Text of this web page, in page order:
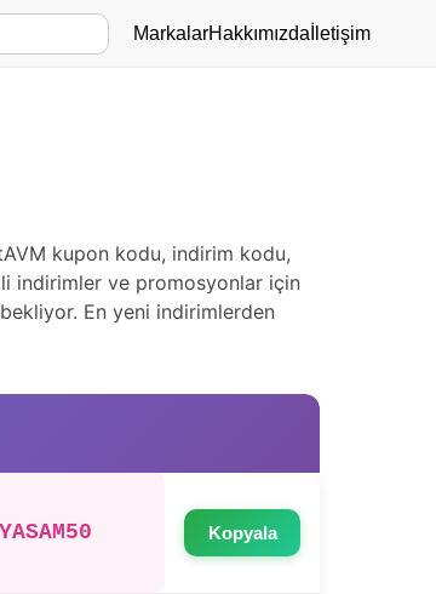
MarkalarHakkımızda İletişim
kupon kodu, indirim kodu,
indirimler ve promosyonlar için
En yeni indirimlerden
YASAM50 Kopyala